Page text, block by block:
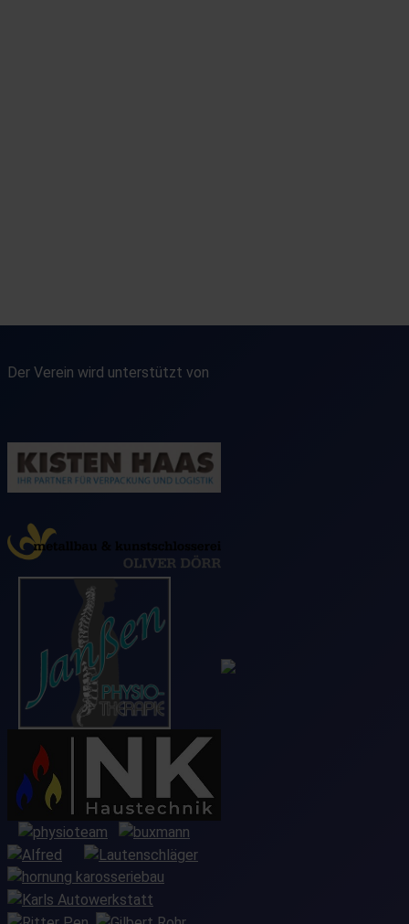
Der Verein wird unterstützt von